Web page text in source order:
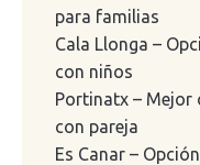
para familias
Cala Llonga –
con niños
Portinatx – Mejor
con pareja
Es Canar –